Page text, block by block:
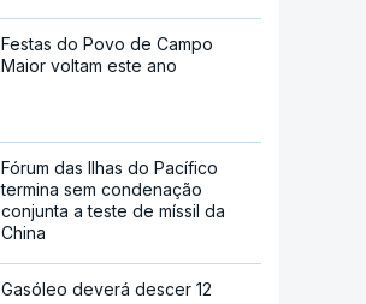
Festas do Povo de Campo
Maior voltam este ano
Fórum das Ilhas do Pacífico
termina sem condenação
conjunta a teste de míssil da
China
Gasóleo deverá descer 12